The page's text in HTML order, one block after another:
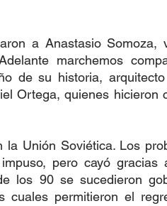
a Anastasio Somoza,
marchemos
de su historia,
Ortega, quienes hicieron
Unión Soviética. Los
pero cayó gracias
los 90 se sucedieron
cuales permitieron el